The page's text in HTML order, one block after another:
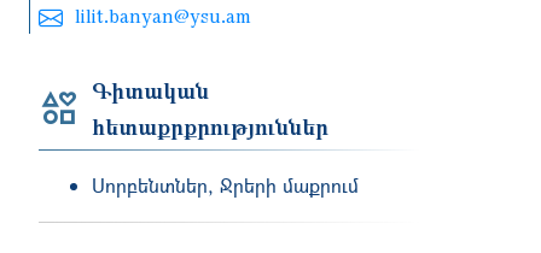
lilit.banyan@ysu.am
Գիտական
հետաքրքրություններ
Սորբենտներ, Ջրերի մաքրում